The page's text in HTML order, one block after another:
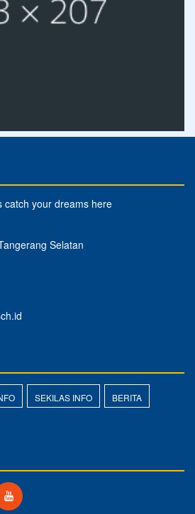
catch your dreams here
Selatan
SEKILAS INFO BERITA